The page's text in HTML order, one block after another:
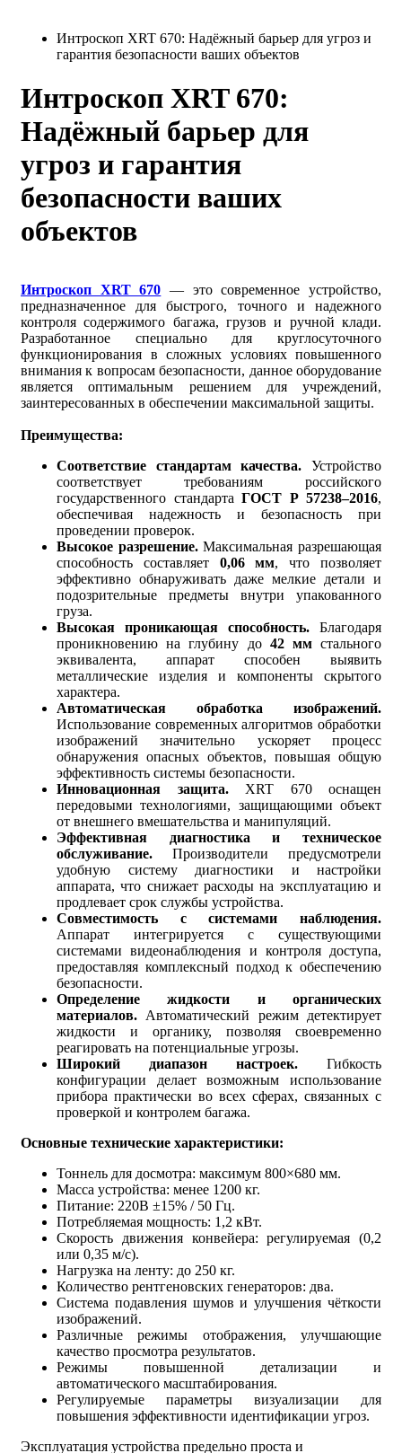
Интроскоп XRT 670: Надёжный барьер для угроз и
гарантия безопасности ваших объектов
Интроскоп XRT 670:
Надёжный барьер для
угроз и гарантия
безопасности ваших
объектов
Интроскоп XRT 670 — это современное устройство,
предназначенное для быстрого, точного и надежного
контроля содержимого багажа, грузов и ручной клади.
Разработанное специально для круглосуточного
функционирования в сложных условиях повышенного
внимания к вопросам безопасности, данное оборудование
является оптимальным решением для учреждений,
заинтересованных в обеспечении максимальной защиты.
Преимущества:
Соответствие стандартам качества. Устройство
соответствует требованиям российского
государственного стандарта ГОСТ Р 57238–2016,
обеспечивая надежность и безопасность при
проведении проверок.
Высокое разрешение.Максимальная разрешающая
способность составляет 0,06 мм, что позволяет
эффективно обнаруживать даже мелкие детали и
подозрительные предметы внутри упакованного
груза.
Высокая проникающая способность. Благодаря
проникновению на глубину до 42 ммстального
эквивалента, аппарат способен выявить
металлические изделия и компоненты скрытого
характера.
Автоматическая обработка изображений.
Использование современных алгоритмов обработки
изображений значительно ускоряет процесс
обнаружения опасных объектов, повышая общую
эффективность системы безопасности.
Инновационная защита. XRT 670 оснащен
передовыми технологиями, защищающими объект
от внешнего вмешательства и манипуляций.
Эффективная диагностика и техническое
обслуживание. Производители предусмотрели
удобную систему диагностики и настройки
аппарата, что снижает расходы на эксплуатацию и
продлевает срок службы устройства.
Совместимость с системами наблюдения.
Аппарат интегрируется с существующими
системами видеонаблюдения и контроля доступа,
предоставляя комплексный подход к обеспечению
безопасности.
Определение жидкости и органических
материалов. Автоматический режим детектирует
жидкости и органику, позволяя своевременно
реагировать на потенциальные угрозы.
Широкий диапазон настроек. Гибкость
конфигурации делает возможным использование
прибора практически во всех сферах, связанных с
проверкой и контролем багажа.
Основные технические характеристики:
Тоннель для досмотра: максимум 800×680 мм.
Масса устройства: менее 1200 кг.
Питание: 220В ±15% / 50 Гц.
Потребляемая мощность: 1,2 кВт.
Скорость движения конвейера: регулируемая (0,2
или 0,35 м/с).
Нагрузка на ленту: до 250 кг.
Количество рентгеновских генераторов: два.
Система подавления шумов и улучшения чёткости
изображений.
Различные режимы отображения, улучшающие
качество просмотра результатов.
Режимы повышенной детализации и
автоматического масштабирования.
Регулируемые параметры визуализации для
повышения эффективности идентификации угроз.
Эксплуатация устройства предельно проста и